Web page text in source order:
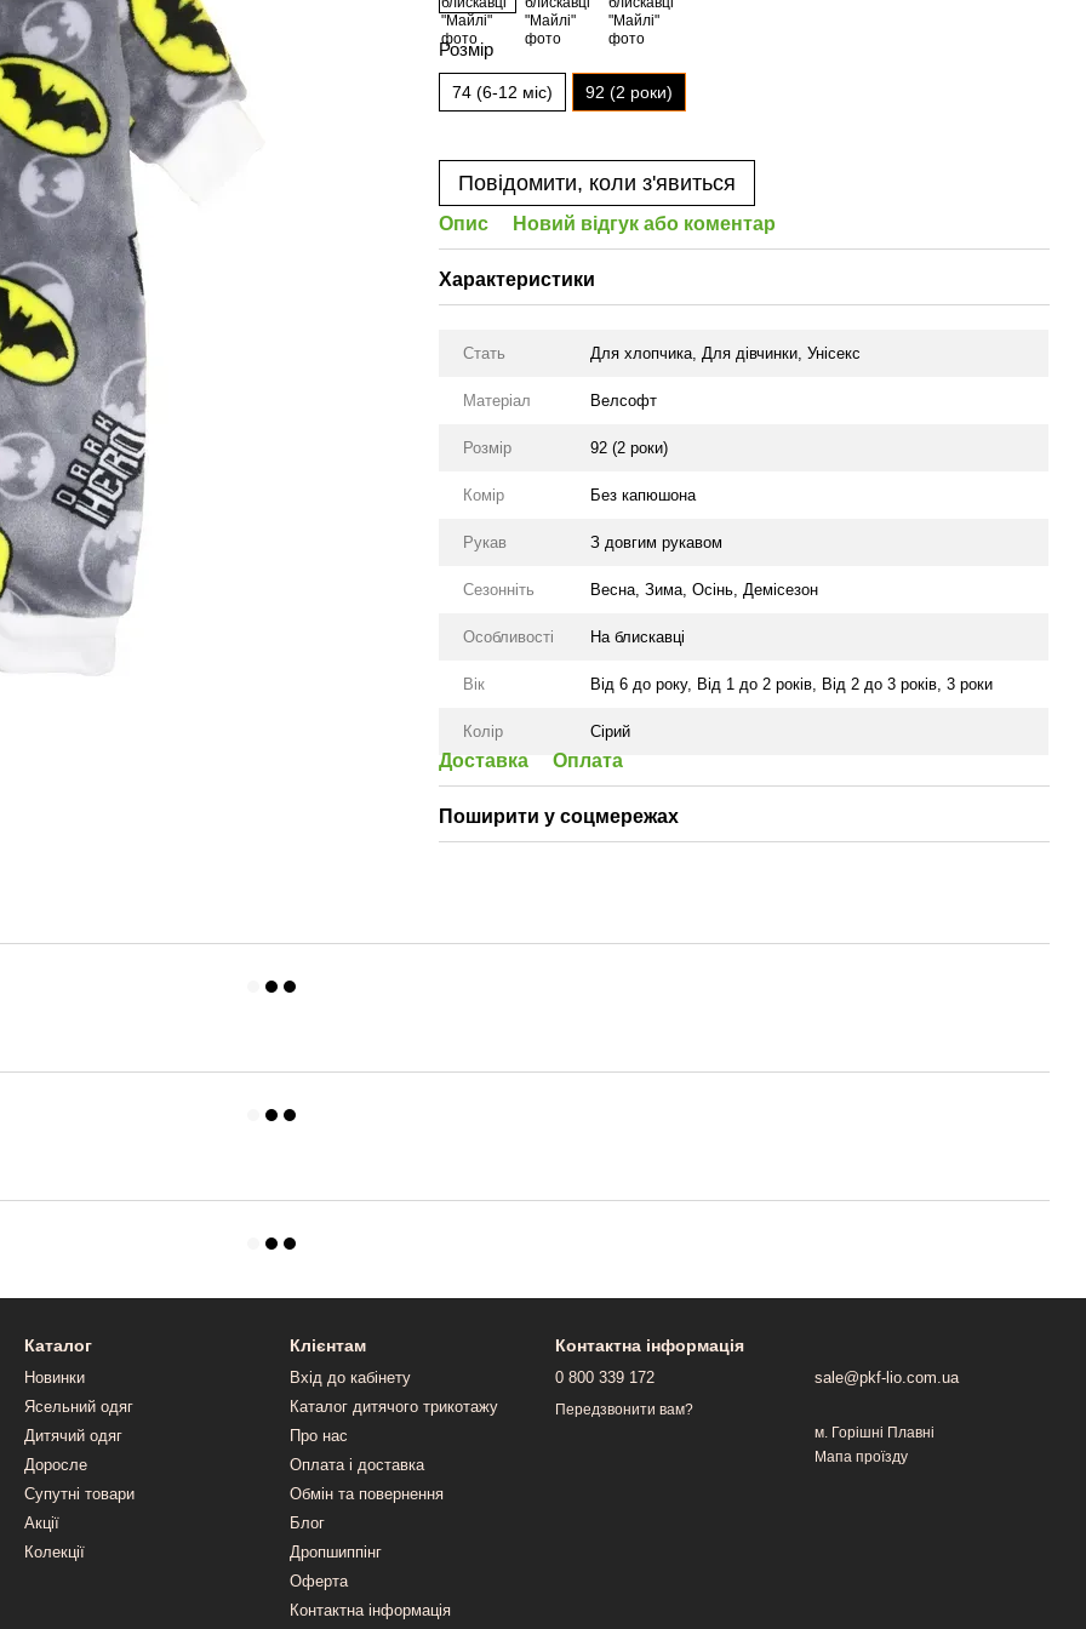
Розмір
74 (6-12 міс) 92 (2 роки)
Повідомити, коли з'явиться
Опис Новий відгук або коментар
Характеристики
Стать Для хлопчика,Для дівчинки,Унісекс
Матеріал Велсофт
Розмір 92 (2 роки)
Комір Без капюшона
Рукав З довгим рукавом
Сезонніть Весна,Зима,Осінь,Демісезон
Особливості На блискавці
Вік Від 6 до року, Від 1 до 2 років, Від 2 до 3 років,3 роки
Колір Сірий
Доставка Оплата
Поширити у соцмережах
Каталог
Новинки
Ясельний одяг
Дитячий одяг
Доросле
Супутні товари
Акції
Колекції
Клієнтам
Вхід до кабінету
Каталог дитячого трикотажу
Про нас
Оплата і доставка
Обмін та повернення
Блог
Дропшиппінг
Оферта
Контактна інформація
Контактна інформація
0 800 339 172
Передзвонити вам?
sale@pkf-lio.com.ua
м. Горішні Плавні
Мапа проїзду